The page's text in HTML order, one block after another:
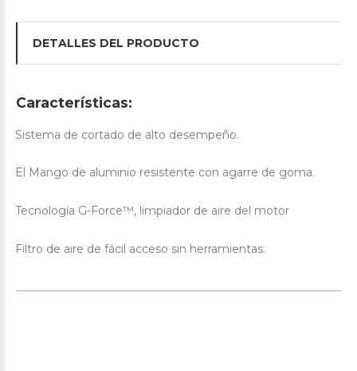
DETALLES DEL PRODUCTO
Características:
Sistema de cortado de alto desempeño.
El Mango de aluminio resistente con agarre de goma.
Tecnología G-Force™, limpiador de aire del motor
Filtro de aire de fácil acceso sin herramientas.